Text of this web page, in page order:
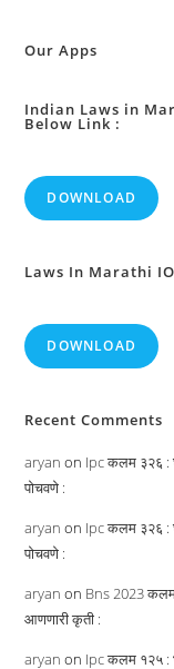
Our Apps
Indian Laws in
Below Link :
DOWNLOAD
Laws In Marathi
DOWNLOAD
Recent Comments
aryan on Ipc कलम ३२६ :
पोचवणे :
aryan on Ipc कलम ३२६ :
पोचवणे :
aryan on Bns 2023 कलम
आणणारी कृती :
aryan on Ipc कलम १२५ :